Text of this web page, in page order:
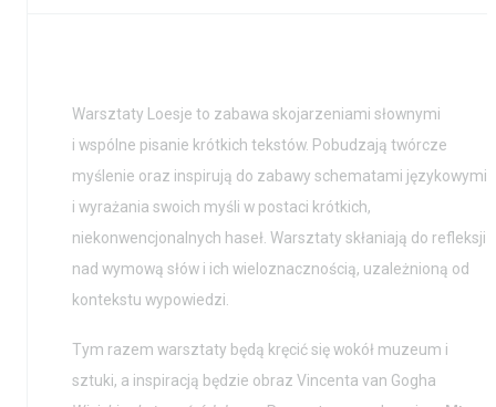
Wystawy / Wydarzenia
Kontakt i Zespół
BIP
Edukacja
Projekty
Wolontariat
Kolekcja im. Jana
Pawła II
Warsztaty Loesje to zabawa skojarzeniami słownymi
i wspólne pisanie krótkich tekstów. Pobudzają twórcze
myślenie oraz inspirują do zabawy schematami językowymi
i wyrażania swoich myśli w postaci krótkich,
niekonwencjonalnych haseł. Warsztaty skłaniają do refleksji
nad wymową słów i ich wieloznacznością, uzależnioną od
kontekstu wypowiedzi.
Tym razem warsztaty będą kręcić się wokół muzeum i
sztuki, a inspiracją będzie obraz Vincenta van Gogha